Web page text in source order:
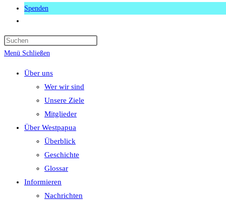
Spenden
umschalten
Menü Schließen
Über uns
Wer wir sind
Unsere Ziele
Mitglieder
Über Westpapua
Überblick
Geschichte
Glossar
Informieren
Nachrichten